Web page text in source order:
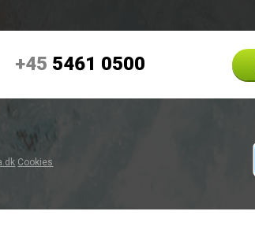
+45 5461 0500
Cookies